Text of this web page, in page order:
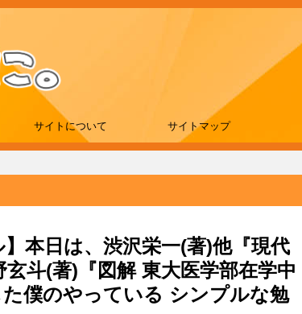
サイトについて サイトマップ
本日は、渋沢栄一(著)他『現代
斗(著)『図解 東大医学部在学中
僕のやっている シンプルな勉